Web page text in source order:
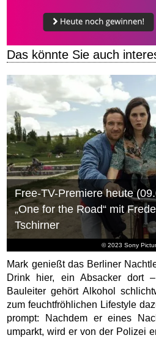
Das könnte Sie auch
© 2023 Sony
Free-TV-Premiere heute
„One for the Road“ mit
Tschirner
Mark genießt das Berliner
Drink hier, ein Absacker dort
Bauleiter gehört Alkohol
zum feuchtfröhlichen Lifestyle
prompt: Nachdem er eines
umparkt, wird er von der Polizei